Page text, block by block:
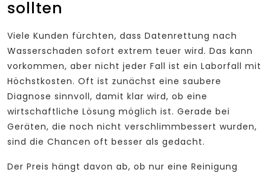
sollten
Viele Kunden fürchten, dass Datenrettung nach
Wasserschaden sofort extrem teuer wird. Das kann
vorkommen, aber nicht jeder Fall ist ein Laborfall mit
Höchstkosten. Oft ist zunächst eine saubere
Diagnose sinnvoll, damit klar wird, ob eine
wirtschaftliche Lösung möglich ist. Gerade bei
Geräten, die noch nicht verschlimmbessert wurden,
sind die Chancen oft besser als gedacht.
Der Preis hängt davon ab, ob nur eine Reinigung